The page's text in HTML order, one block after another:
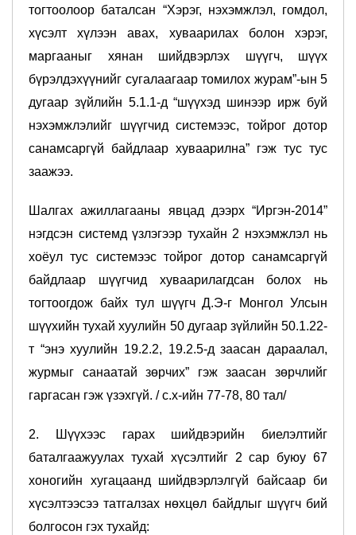
тогтоолоор баталсан “Хэрэг, нэхэмжлэл, гомдол,
хүсэлт хүлээн авах, хуваарилах болон хэрэг,
маргааныг хянан шийдвэрлэх шүүгч, шүүх
бүрэлдэхүүнийг сугалаагаар томилох журам”-ын 5
дугаар зүйлийн 5.1.1-д “шүүхэд шинээр ирж буй
нэхэмжлэлийг шүүгчид системээс, тойрог дотор
санамсаргүй байдлаар хуваарилна” гэж тус тус
заажээ.
Шалгах ажиллагааны явцад дээрх “Иргэн-2014”
нэгдсэн системд үзлэгээр тухайн 2 нэхэмжлэл нь
хоёул тус системээс тойрог дотор санамсаргүй
байдлаар шүүгчид хуваарилагдсан болох нь
тогтоогдож байх тул шүүгч Д.Э-г Монгол Улсын
шүүхийн тухай хуулийн 50 дугаар зүйлийн 50.1.22-
т “энэ хуулийн 19.2.2, 19.2.5-д заасан дараалал,
журмыг санаатай зөрчих” гэж заасан зөрчлийг
гаргасан гэж үзэхгүй. / с.х-ийн 77-78, 80 тал/
2. Шүүхээс гарах шийдвэрийн биелэлтийг
баталгаажуулах тухай хүсэлтийг 2 сар буюу 67
хоногийн хугацаанд шийдвэрлэлгүй байсаар би
хүсэлтээсээ татгалзах нөхцөл байдлыг шүүгч бий
болгосон гэх тухайд: